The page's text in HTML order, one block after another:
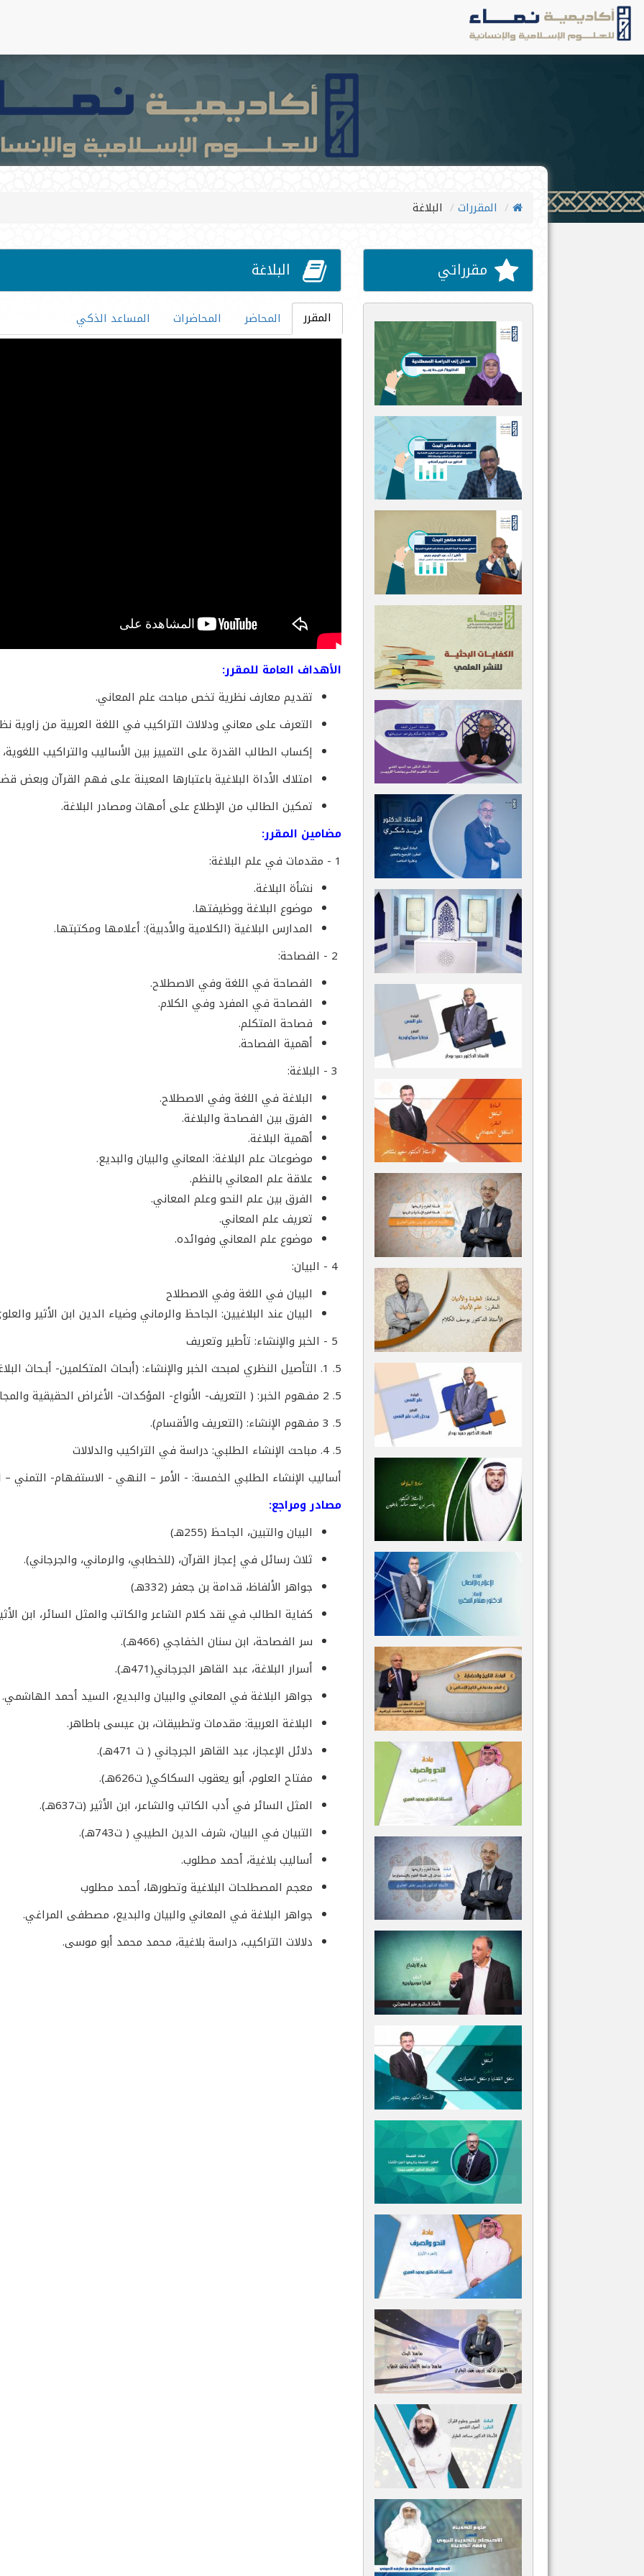
المقررات البلاغة
مقرراتي البلاغة
المقرر المحاضر المحاضرات المساعد الذكي
الأهداف العامة للمقرر:
تقديم معارف نظرية تخص مباحث علم المعاني.
التعرف على معاني ودلالات التراكيب في اللغة العربية من زاوية
إكساب الطالب القدرة على التمييز بين الأساليب والتراكيب
امتلاك الأداة البلاغية باعتبارها المعينة على فهم القرآن وبعض
تمكين الطالب من الإطلاع على أمهات ومصادر البلاغة.
مضامين المقرر:
1 - مقدمات في علم البلاغة:
نشأة البلاغة.
موضوع البلاغة ووظيفتها.
المدارس البلاغية (الكلامية والأدبية): أعلامها ومكتبتها.
الفصاحة في اللغة وفي الاصطلاح.
الفصاحة في المفرد وفي الكلام.
فصاحة المتكلم.
أهمية الفصاحة.
البلاغة في اللغة وفي الاصطلاح.
الفرق بين الفصاحة والبلاغة.
أهمية البلاغة.
موضوعات علم البلاغة: المعاني والبيان والبديع.
علاقة علم المعاني بالنظم.
الفرق بين علم النحو وعلم المعاني.
تعريف علم المعاني.
موضوع علم المعاني وفوائده.
البيان في اللغة وفي الاصطلاح
البيان عند البلاغيين: الجاحظ والرماني وضياء الدين ابن الأثير
5. 1. التأصيل النظري لمبحث الخبر والإنشاء: (أبحاث المتكلمين- أبـحاث البلاغين والنقاد وأهل الأدب).
5. 2 مفهوم الخبر: ( التعريف- الأنواع- المؤكدات- الأغراض الحقيقية والمجازية.
5. 3 مفهوم الإنشاء: (التعريف والأقسام).
5. 4. مباحث الإنشاء الطلبي: دراسة في التراكيب والدلالات
أساليب الإنشاء الطلبي الخمسة: - الأمر – النهي - الاستفهام- التمني –
مصادر ومراجع:
البيان والتبين، الجاحظ (255هـ)
ثلاث رسائل في إعجاز القرآن، (للخطابي، والرماني، والجرجاني).
جواهر الألفاظ، قدامة بن جعفر (332هـ)
كفاية الطالب في نقد كلام الشاعر والكاتب والمثل السائر، ابن الأثير
سر الفصاحة، ابن سنان الخفاجي (466هـ).
أسرار البلاغة، عبد القاهر الجرجاني(471هـ).
جواهر البلاغة في المعاني والبيان والبديع، السيد أحمد الهاشمي.
البلاغة العربية: مقدمات وتطبيقات، بن عيسى باطاهر.
دلائل الإعجاز، عبد القاهر الجرجاني ( ت 471هـ).
مفتاح العلوم، أبو يعقوب السكاكي( ت626هـ).
المثل السائر في أدب الكاتب والشاعر، ابن الأثير (ت637هـ).
التبيان في البيان، شرف الدين الطيبي ( ت743هـ).
أساليب بلاغية، أحمد مطلوب.
معجم المصطلحات البلاغية وتطورها، أحمد مطلوب
جواهر البلاغة في المعاني والبيان والبديع، مصطفى المراغي.
دلالات التراكيب، دراسة بلاغية، محمد محمد أبو موسى.